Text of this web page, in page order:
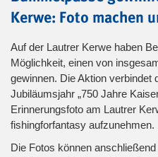
Kerwe: Foto machen
Auf der Lautrer Kerwe haben
Möglichkeit, einen von
gewinnen. Die Aktion verbindet
Jubiläumsjahr „750 Jahre
Erinnerungsfoto am Lautrer
fishingforfantasy aufzunehmen.
Die Fotos können